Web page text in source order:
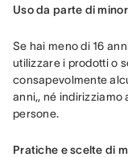
Uso da parte di
Se hai meno di 16
utilizzare i prodotti o
consapevolmente
anni,, né indirizziamo
persone.
Pratiche e scelte di